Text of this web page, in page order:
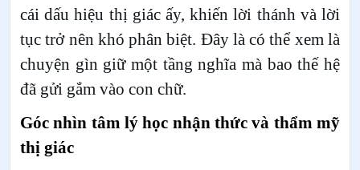
cái dấu hiệu thị giác ấy, khiến lời thánh và lời
tục trở nên khó phân biệt. Đây là có thể xem là
chuyện gìn giữ một tầng nghĩa mà bao thế hệ
đã gửi gắm vào con chữ.
Góc nhìn tâm lý học nhận thức và thẩm mỹ
thị giác